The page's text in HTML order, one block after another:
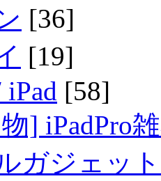
[36]
[19]
iPad [58]
] iPadPro
ガジェット